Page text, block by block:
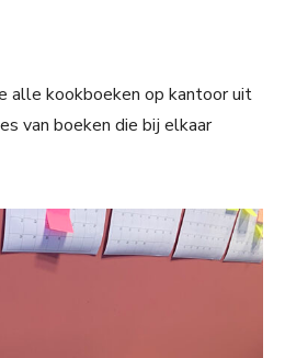
alle kookboeken op kantoor uit
van boeken die bij elkaar